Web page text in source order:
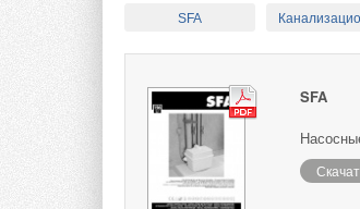
SFA
SFA